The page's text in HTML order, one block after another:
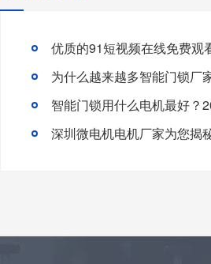
优质的91短视频在线免费观
智能门锁用什么电机最好？
深圳微电机电机厂家为您揭